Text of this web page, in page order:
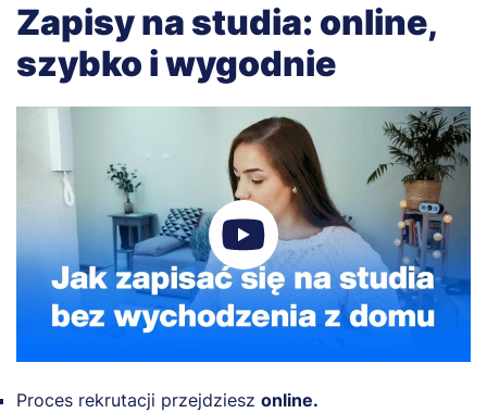
Zapisy na studia: online,
szybko i wygodnie
Proces rekrutacji przejdziesz online.